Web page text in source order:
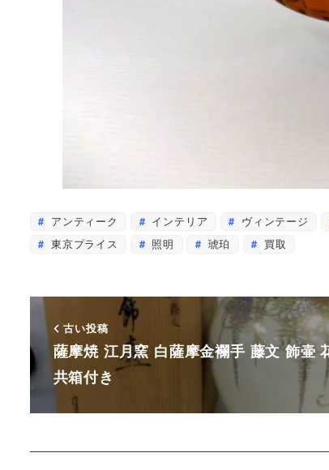
アンティーク インテリア ヴィンテージ
東京プライス
照明 琥珀 買取
古い投稿
薩摩焼 江月窯 白薩摩金襴手 藤文 飾壷
共箱付き